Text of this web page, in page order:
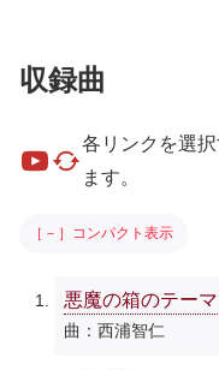
収録曲
各リンクを選
ます。
［－］コンパクト表示
悪魔の箱のテーマ
曲：西浦智仁